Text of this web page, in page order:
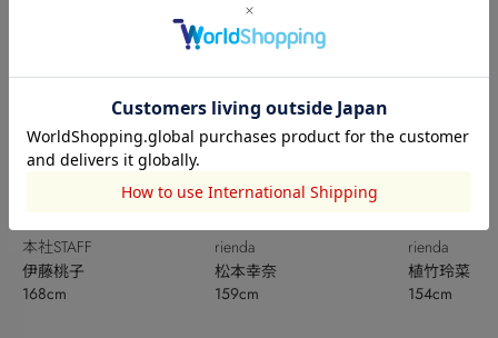
本社STAFF
伊藤桃子
168cm
rienda
松本幸奈
159cm
rienda
植竹玲菜
154cm